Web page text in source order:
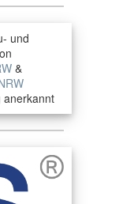
und
&
anerkannt